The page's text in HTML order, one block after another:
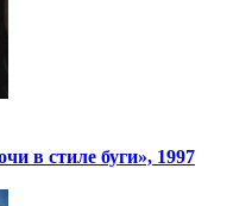
в стиле буги», 1997